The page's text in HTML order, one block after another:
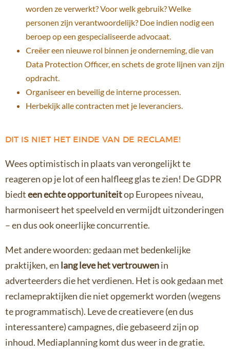
worden ze verwerkt? Voor welk gebruik? Welke
personen zijn verantwoordelijk? Doe indien nodig een
beroep op een gespecialiseerde advocaat.
Creëer een nieuwe rol binnen je onderneming, die van
Data Protection Officer, en schets de grote lijnen van zijn
opdracht.
Organiseer en beveilig de interne processen.
Herbekijk alle contracten met je leveranciers.
DIT IS NIET HET EINDE VAN DE RECLAME!
Wees optimistisch in plaats van verongelijkt te
reageren op je lot of een halfleeg glas te zien! De GDPR
biedteen echte opportuniteitop Europees niveau,
harmoniseert het speelveld en vermijdt uitzonderingen
– en dus ook oneerlijke concurrentie.
Met andere woorden: gedaan met bedenkelijke
praktijken, en lang leve het vertrouwenin
adverteerders die het verdienen. Het is ook gedaan met
reclamepraktijken die niet opgemerkt worden (wegens
te programmatisch). Leve de creatievere (en dus
interessantere) campagnes, die gebaseerd zijn op
inhoud. Mediaplanning komt dus weer in de gratie.